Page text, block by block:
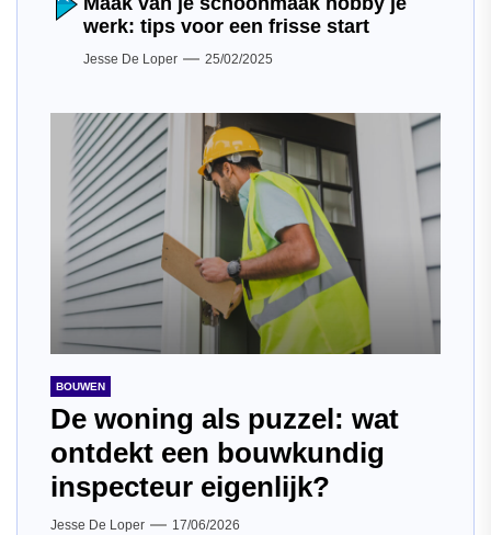
werk: tips voor een frisse start
Jesse De Loper 25/02/2025
BOUWEN
De woning als puzzel: wat
ontdekt een bouwkundig
inspecteur eigenlijk?
Jesse De Loper 17/06/2026